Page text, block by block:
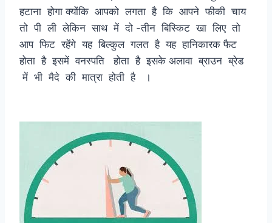
हटाना होगा क्योंकि आपको लगता है कि आपने फीकी चाय
तो पी ली लेकिन साथ में दो -तीन बिस्किट खा लिए तो
आप फिट रहेंगे यह बिल्कुल गलत है यह हानिकारक फैट
होता है इसमें वनस्पति होता है इसके अलावा ब्राउन ब्रेड
में भी मैदे की मात्रा होती है ।